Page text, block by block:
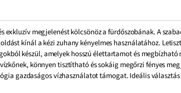
exkluzív megjelenést kölcsönöz a fürdőszobának. A
kínál a kézi zuhany kényelmes használatához.
készül, amelyek hosszú élettartamot és
könnyen tisztítható és sokáig megőrzi fényes
gazdaságos vízhasználatot támogat. Ideális